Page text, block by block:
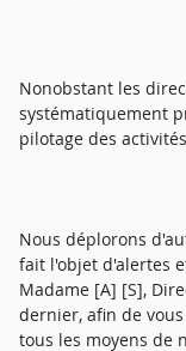
Nonobstant les
systématiquement
pilotage des
Nous déplorons
fait l'objet d'alertes
Madame [A] [S],
dernier, afin de
tous les moyens de